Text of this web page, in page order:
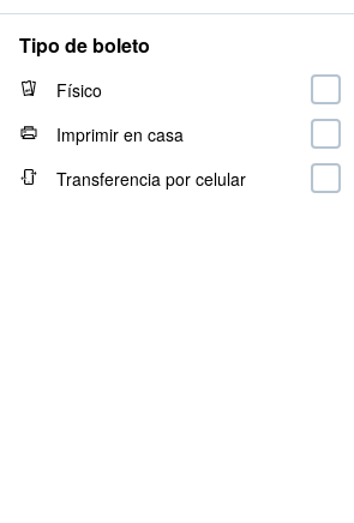
Tipo de boleto
Físico
Imprimir en casa
Transferencia por celular